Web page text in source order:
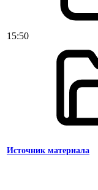
15:50
Источник материала